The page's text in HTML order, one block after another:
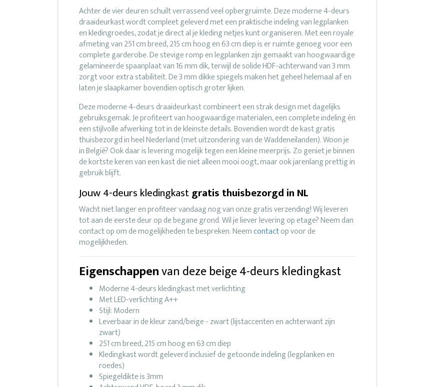
Achter de vier deuren schuilt verrassend veel opbergruimte. Deze moderne 4-deurs
draaideurkast wordt compleet geleverd met een praktische indeling van legplanken
en kledingroedes, zodat je direct al je kleding netjes kunt organiseren. Met een royale
afmeting van 251 cm breed, 215 cm hoog en 63 cm diep is er ruimte genoeg voor een
complete garderobe. De stevige romp en legplanken zijn gemaakt van hoogwaardige
gelamineerde spaanplaat van 16 mm dik, terwijl de solide HDF-achterwand van 3 mm
zorgt voor extra stabiliteit. De 3 mm dikke spiegels maken het geheel helemaal af en
laten je slaapkamer bovendien optisch groter lijken.
Deze moderne 4-deurs draaideurkast combineert een strak design met dagelijks
gebruiksgemak. Je profiteert van hoogwaardige materialen, een complete indeling én
een stijlvolle afwerking tot in de kleinste details. Bovendien wordt de kast gratis
thuisbezorgd in heel Nederland (met uitzondering van de Waddeneilanden). Woon je
in België? Ook daar is levering mogelijk tegen een kleine meerprijs. Zo geniet je binnen
de kortste keren van een kast die niet alleen mooi oogt, maar ook jarenlang prettig in
gebruik blijft.
Jouw 4-deurs kledingkastgratis thuisbezorgd in NL
Wacht niet langer en profiteer vandaag nog van onze gratis verzending! Wij leveren
tot aan de eerste deur op de begane grond. Wil je liever levering op etage? Neem dan
contact op om de mogelijkheden te bespreken. Neemcontactop voor de
mogelijkheden.
Eigenschappenvan deze beige 4-deurs kledingkast
Moderne 4-deurs kledingkast met verlichting
Met LED-verlichting A++
Stijl: Modern
Leverbaar in de kleur zand/beige - zwart (lijstaccenten en achterwant zijn
zwart)
251 cm breed, 215 cm hoog en 63 cm diep
Kledingkast wordt geleverd inclusief de getoonde indeling (legplanken en
roedes)
Spiegeldikte is 3mm